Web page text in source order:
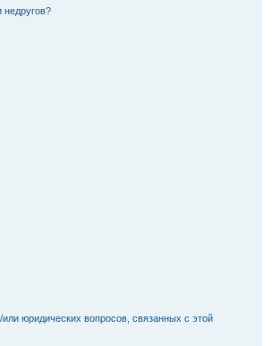
недругов?
юридических вопросов, связанных с этой